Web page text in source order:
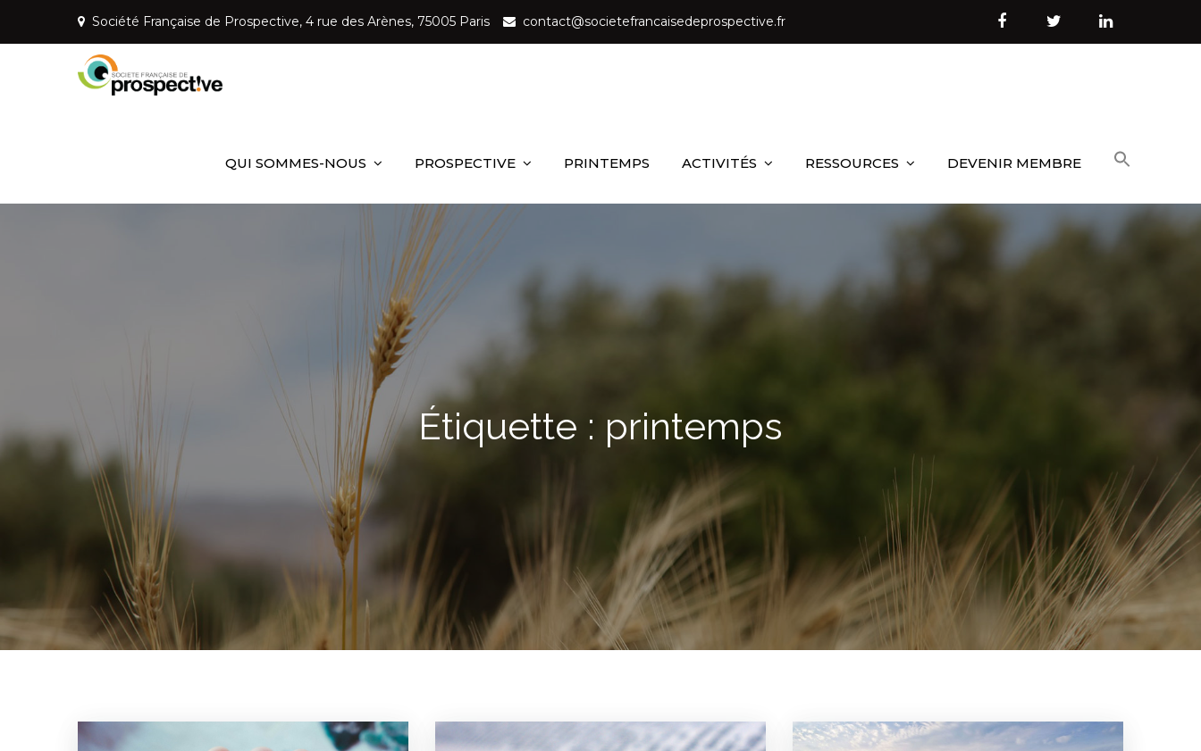
Société Française de Prospective, 4 rue des Arènes, 75005 Paris contact@societefrancaisedeprospective.fr
QUI SOMMES-NOUS PROSPECTIVE PRINTEMPS ACTIVITÉS RESSOURCES DEVENIR MEMBRE
Étiquette : printemps